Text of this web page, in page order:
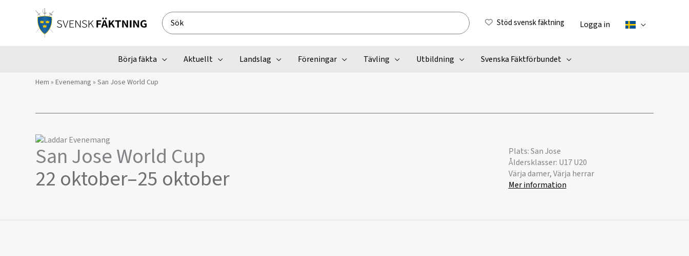
Search
for:
Stöd svensk fäktning Logga in
Börja fäkta Aktuellt Landslag Föreningar Tävling Utbildning Svenska Fäktförbundet
Hem » Evenemang » San Jose World Cup
San Jose World Cup
22 oktober–25 oktober
Plats: San Jose
Åldersklasser: U17 U20
Värja damer, Värja herrar
Mer information